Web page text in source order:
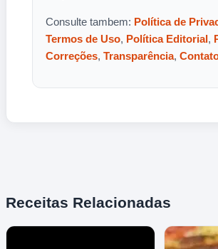
Consulte tambem: Política de
Termos de Uso, Política Editorial,
Correções, Transparência,
Receitas Relacionadas